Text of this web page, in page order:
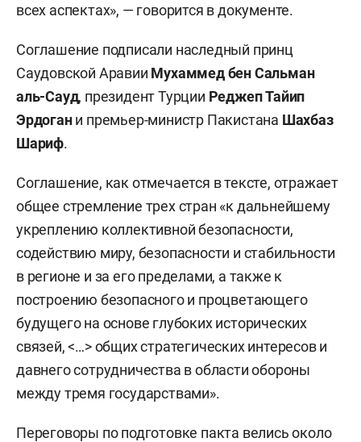
всех аспектах», — говорится в документе.
Соглашение подписали наследный принц
Саудовской Аравии Мухаммед бен Сальман
аль-Сауд, президент Турции РеджепТайип
Эрдогани премьер-министр Пакистана Шахбаз
Шариф.
Соглашение, как отмечается в тексте, отражает
общее стремление трех стран «к дальнейшему
укреплению коллективной безопасности,
содействию миру, безопасности и стабильности
в регионе и за его пределами, а также к
построению безопасного и процветающего
будущего на основе глубоких исторических
связей, <…> общих стратегических интересов и
давнего сотрудничества в области обороны
между тремя государствами».
Переговоры по подготовке пакта велись около